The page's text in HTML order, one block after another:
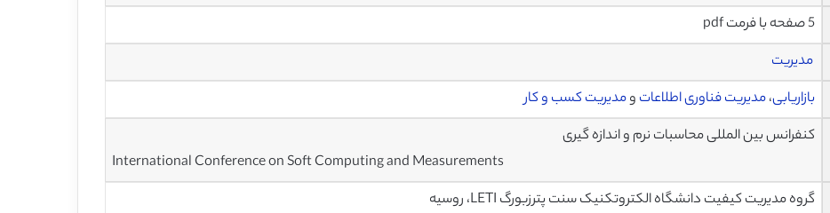
5 صفحه با فرمت pdf
مدیریت
بازاریابی،مدیریت فناوری اطلاعات ومدیریت کسب و کار
کنفرانس بین المللی محاسبات نرم و اندازه گیری
International Conference on Soft Computing and Measurements
گروه مدیریت کیفیت دانشگاه الکتروتکنیک سنت پترزبورگ LETI، روسیه